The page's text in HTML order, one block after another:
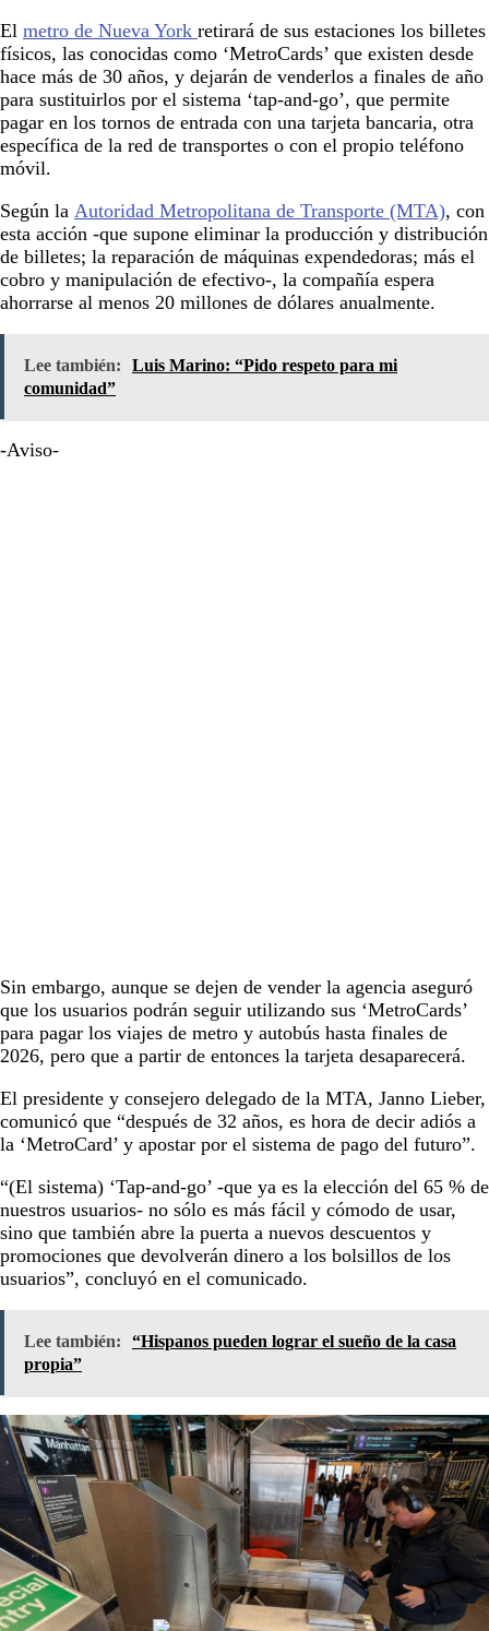
El metro de Nueva York retirará de sus estaciones los billetes
físicos, las conocidas como ‘MetroCards’ que existen desde
hace más de 30 años, y dejarán de venderlos a finales de año
para sustituirlos por el sistema ‘tap-and-go’, que permite
pagar en los tornos de entrada con una tarjeta bancaria, otra
específica de la red de transportes o con el propio teléfono
móvil.
Según la Autoridad Metropolitana de Transporte (MTA), con
esta acción -que supone eliminar la producción y distribución
de billetes; la reparación de máquinas expendedoras; más el
cobro y manipulación de efectivo-, la compañía espera
ahorrarse al menos 20 millones de dólares anualmente.
Lee también:
Luis Marino: “Pido respeto para mi
comunidad”
-Aviso-
Sin embargo, aunque se dejen de vender la agencia aseguró
que los usuarios podrán seguir utilizando sus ‘MetroCards’
para pagar los viajes de metro y autobús hasta finales de
2026, pero que a partir de entonces la tarjeta desaparecerá.
El presidente y consejero delegado de la MTA, Janno Lieber,
comunicó que “después de 32 años, es hora de decir adiós a
la ‘MetroCard’ y apostar por el sistema de pago del futuro”.
“(El sistema) ‘Tap-and-go’ -que ya es la elección del 65 % de
nuestros usuarios- no sólo es más fácil y cómodo de usar,
sino que también abre la puerta a nuevos descuentos y
promociones que devolverán dinero a los bolsillos de los
usuarios”, concluyó en el comunicado.
Lee también:
“Hispanos pueden lograr el sueño de la casa
propia”